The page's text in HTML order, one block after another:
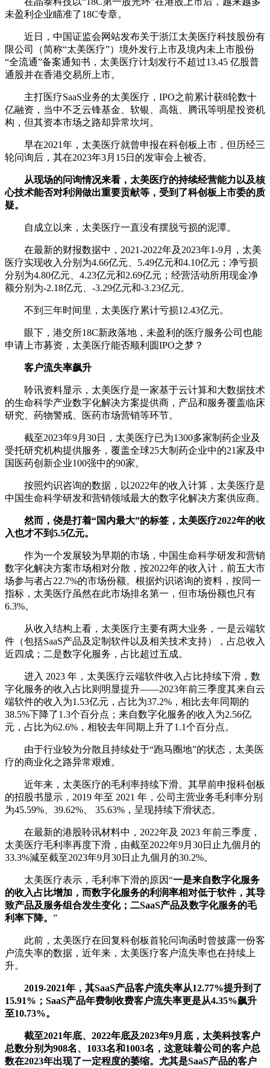
未盈利企业瞄准了18C专章。
近日，中国证监会网站发布关于浙江太美医疗科技股份有
限公司（简称“太美医疗”）境外发行上市及境内未上市股份
“全流通”备案通知书，太美医疗计划发行不超过13.45 亿股普
通股并在香港交易所上市。
主打医疗SaaS业务的太美医疗，IPO之前累计获8轮数十
亿融资，当中不乏云锋基金、软银、高瓴、腾讯等明星投资机
构，但其资本市场之路却异常坎坷。
早在2021年，太美医疗就曾申报在科创板上市，但历经三
轮问询后，其在2023年3月15日的发审会上被否。
从现场的问询情况来看，太美医疗的持续经营能力以及核
心技术能否对利润做出重要贡献等，受到了科创板上市委的质
疑。
自成立以来，太美医疗一直没有摆脱亏损的泥潭。
在最新的财报数据中，2021-2022年及2023年1-9月，太美
医疗实现收入分别为4.66亿元、5.49亿元和4.10亿元；净亏损
分别为4.80亿元、4.23亿元和2.69亿元；经营活动所用现金净
额分别为-2.18亿元、-3.29亿元和-3.23亿元。
不到三年时间里，太美医疗累计亏损12.43亿元。
眼下，港交所18C新政落地，未盈利的医疗服务公司也能
申请上市募资，太美医疗能否顺利圆IPO之梦？
客户流失率飙升
聆讯资料显示，太美医疗是一家基于云计算和大数据技术
的生命科学产业数字化解决方案提供商，产品和服务覆盖临床
研究、药物警戒、医药市场营销等环节。
截至2023年9月30日，太美医疗已为1300多家制药企业及
受托研究机构提供服务，覆盖全球25大制药企业中的21家及中
国医药创新企业100强中的90家。
按照灼识咨询的数据，以2022年的收入计算，太美医疗是
中国生命科学研发和营销领域最大的数字化解决方案供应商。
然而，侥是打着“国内最大”的标签，太美医疗2022年的收
入也才不到5.5亿元。
作为一个发展较为早期的市场，中国生命科学研发和营销
数字化解决方案市场相对分散，按2022年的收入计，前五大市
场参与者占22.7%的市场份额。根据灼识谘询的资料，按同一
指标，太美医疗虽然在此市场排名第一，但市场份额也只有
6.3%。
从收入结构上看，太美医疗主要有两大业务，一是云端软
件（包括SaaS产品及定制软件以及相关技术支持），占总收入
近四成；二是数字化服务，占比超过五成。
进入 2023 年，太美医疗云端软件收入占比持续下滑，数
字化服务的收入占比则明显提升——2023年前三季度其来自云
端软件的收入为1.53亿元，占比为37.2%，相比去年同期的
38.5%下降了1.3个百分点；来自数字化服务的收入为2.56亿
元，占比为62.6%，相较去年同期上升了1.1个百分点。
由于行业较为分散且持续处于“跑马圈地”的状态，太美医
疗的商业化之路异常艰难。
近年来，太美医疗的毛利率持续下滑。其早前申报科创板
的招股书显示，2019 年至 2021 年，公司主营业务毛利率分别
为45.59%、39.62%、 35.63%，呈现持续下滑状态。
在最新的港股聆讯材料中，2022年及 2023 年前三季度，
太美医疗毛利率再度下滑，由截至2022年9月30日止九個月的
33.3%減至截至2023年9月30日止九個月的30.2%。
太美医疗表示，毛利率下滑的原因“一是来自数字化服务
的收入占比增加，而数字化服务的利润率相对低于软件，其导
致产品及服务组合发生变化；二SaaS产品及数字化服务的毛
利率下降。 ”
此前，太美医疗在回复科创板首轮问询函时曾披露一份客
户流失率的数据，近年来，太美医疗客户流失率也在持续上
升。
2019-2021年，其SaaS产品客户流失率从12.77%提升到了
15.91%；SaaS产品年费制收费客户流失率更是从4.35%飙升
至10.73%。
截至2021年底、2022年底及2023年9月底，太美科技客户
总数分别为908名、1033名和1003名，这意味着公司的客户总
数在2023年出现了一定程度的萎缩。尤其是SaaS产品的客户